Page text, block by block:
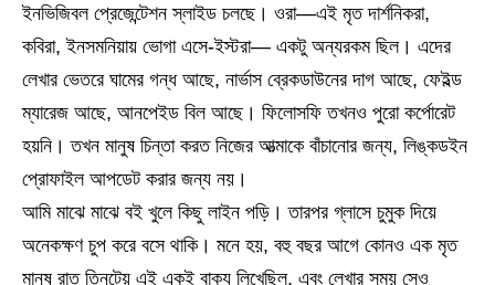
ইনভিজিবল প্রেজেন্টেশন স্লাইড চলছে। ওরা—এই মৃত দার্শনিকরা,
কবিরা, ইনসমনিয়ায় ভোগা এসে-ইস্টরা— একটু অন্যরকম ছিল। এদের
লেখার ভেতরে ঘামের গন্ধ আছে, নার্ভাস ব্রেকডাউনের দাগ আছে, ফেইল্ড
ম্যারেজ আছে, আনপেইড বিল আছে। ফিলোসফি তখনও পুরো কর্পোরেট
হয়নি। তখন মানুষ চিন্তা করত নিজের আত্মাকে বাঁচানোর জন্য, লিঙ্কডইন
প্রোফাইল আপডেট করার জন্য নয়।
আমি মাঝে মাঝে বই খুলে কিছু লাইন পড়ি। তারপর গ্লাসে চুমুক দিয়ে
অনেকক্ষণ চুপ করে বসে থাকি। মনে হয়, বহু বছর আগে কোনও এক মৃত
মানুষ রাত তিনটেয় এই একই বাক্য লিখেছিল, এবং লেখার সময় সেও